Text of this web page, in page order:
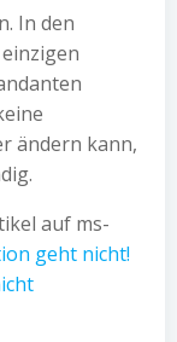
In den
ändern kann,
auf ms-
geht nicht!